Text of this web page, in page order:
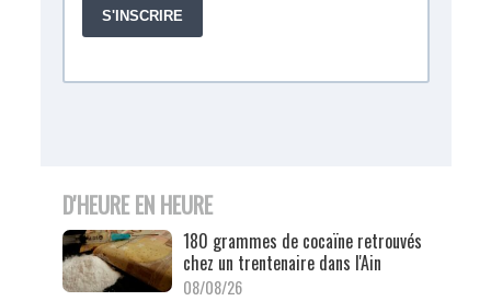
D'HEURE EN HEURE
180 grammes de cocaïne retrouvés
chez un trentenaire dans l'Ain
08/08/26